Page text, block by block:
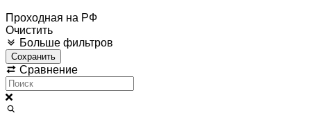
Проходная на РФ
Очистить
Больше фильтров
Сохранить
Сравнение